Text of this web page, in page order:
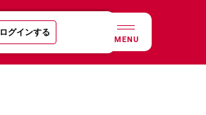
ログインする
MENU